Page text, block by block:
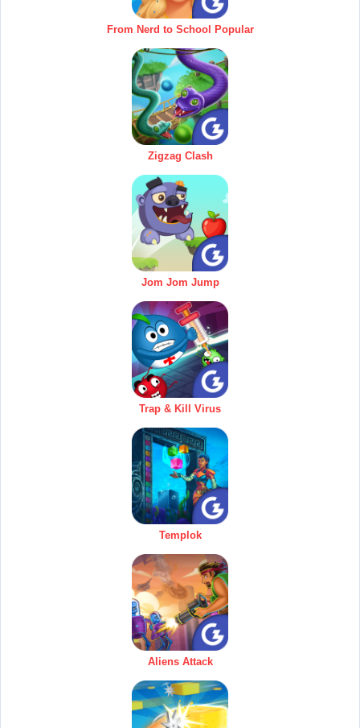
From Nerd to School Popular
Zigzag Clash
Jom Jom Jump
Trap & Kill Virus
Templok
Aliens Attack